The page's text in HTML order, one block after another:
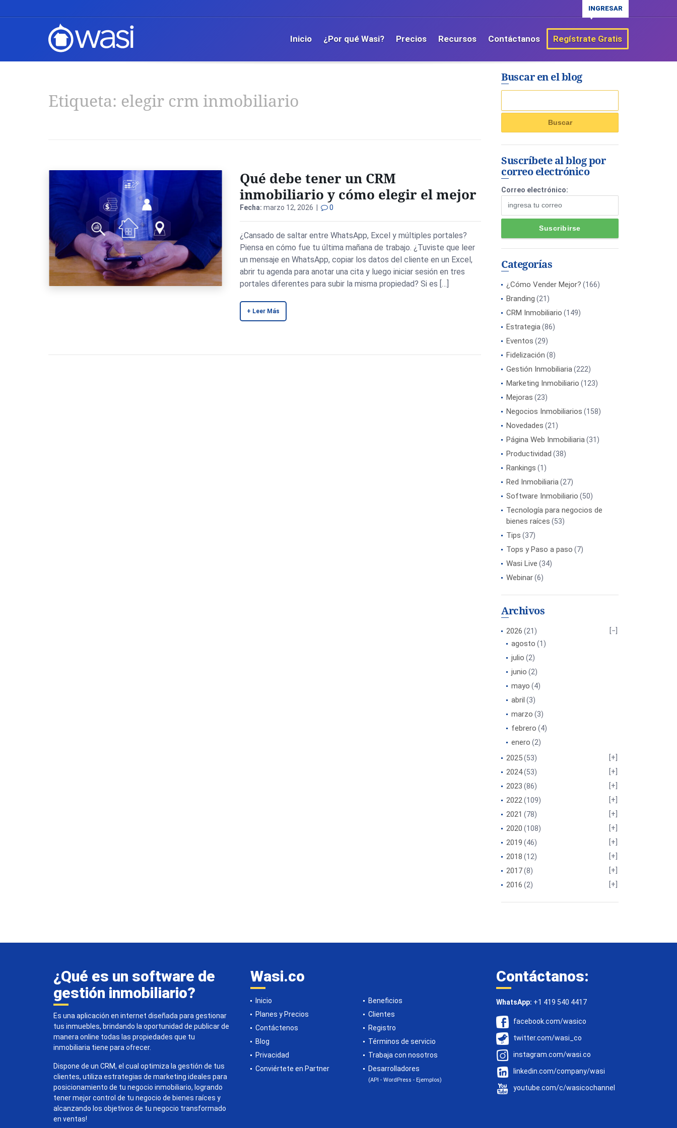
INGRESAR
Inicio ¿Por qué Wasi? Precios Recursos Contáctanos Regístrate Gratis
Etiqueta: elegir crm inmobiliario
Qué debe tener un CRM
inmobiliario y cómo elegir el mejor
Fecha: marzo 12, 2026 | 0
¿Cansado de saltar entre WhatsApp, Excel y múltiples portales?
Piensa en cómo fue tu última mañana de trabajo. ¿Tuviste que leer
un mensaje en WhatsApp, copiar los datos del cliente en un Excel,
abrir tu agenda para anotar una cita y luego iniciar sesión en tres
portales diferentes para subir la misma propiedad? Si es […]
+ Leer Más
Buscar en el blog
Suscríbete al blog por
correo electrónico
Correo electrónico:
Categorías
¿Cómo Vender Mejor? (166)
Branding (21)
CRM Inmobiliario (149)
Estrategia(86)
Eventos (29)
Fidelización (8)
Gestión Inmobiliaria(222)
Marketing Inmobiliario (123)
Mejoras (23)
Negocios Inmobiliarios (158)
Novedades (21)
Página Web Inmobiliaria(31)
Productividad (38)
Rankings (1)
Red Inmobiliaria(27)
Software Inmobiliario (50)
Tecnología para negocios de
bienes raíces (53)
Tips (37)
Tops y Paso a paso (7)
Wasi Live (34)
Webinar(6)
Archivos
2026 (21)
agosto (1)
julio (2)
junio (2)
mayo (4)
abril (3)
marzo (3)
febrero (4)
enero (2)
2025(53)
2024(53)
2023 (86)
2022(109)
2021 (78)
2020 (108)
2019 (46)
2018 (12)
2017(8)
2016 (2)
¿Qué es un software de
gestión inmobiliario?
Es una aplicación en internet diseñada para gestionar
tus inmuebles, brindando la oportunidad de publicar de
manera online todas las propiedades que tu
inmobiliaria tiene para ofrecer.
Dispone de un CRM, el cual optimiza la gestión de tus
clientes, utiliza estrategias de marketing ideales para
posicionamiento de tu negocio inmobiliario, logrando
tener mejor control de tu negocio de bienes raíces y
alcanzando los objetivos de tu negocio transformado
en ventas!
Wasi.co
Inicio
Beneficios
Planes y Precios
Clientes
Contáctenos
Registro
Blog
Términos de servicio
Privacidad
Trabaja con nosotros
Conviértete en Partner
Desarrolladores
(API - WordPress - Ejemplos)
Contáctanos:
WhatsApp: +1 419 540 4417
facebook.com/wasico
twitter.com/wasi_co
instagram.com/wasi.co
linkedin.com/company/wasi
youtube.com/c/wasicochannel